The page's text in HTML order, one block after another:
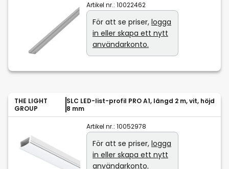
Artikel nr.: 10022462
För att se priser, logga
in eller skapa ett nytt
användarkonto.
THE LIGHT
GROUP
SLC LED-list-profil PRO A1, längd 2 m, vit, höjd
8 mm
Artikel nr.: 10052978
För att se priser, logga
in eller skapa ett nytt
användarkonto.